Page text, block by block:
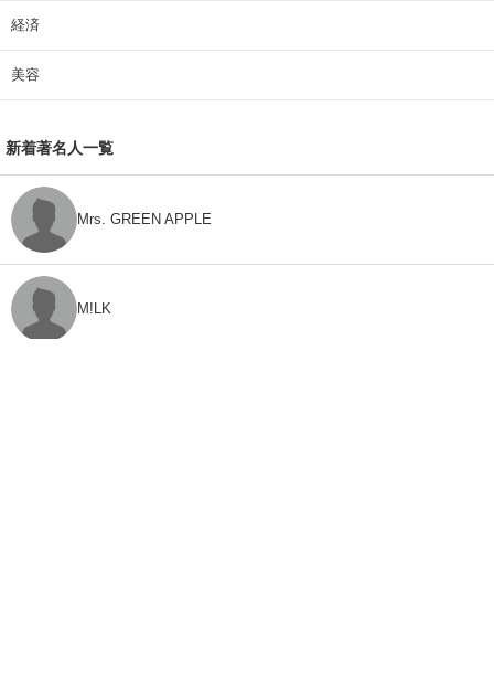
経済
美容
新着著名人一覧
Mrs. GREEN APPLE
M!LK